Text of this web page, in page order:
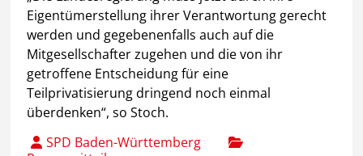
Eigentümerstellung ihrer Verantwortung gerecht
werden und gegebenenfalls auch auf die
Mitgesellschafter zugehen und die von ihr
getroffene Entscheidung für eine
Teilprivatisierung dringend noch einmal
überdenken“, so Stoch.
SPD Baden-Württemberg